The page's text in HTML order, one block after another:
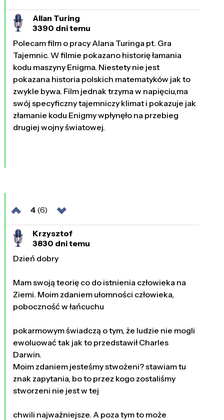
Allan Turing
3390 dni temu
Polecam film o pracy Alana Turinga pt. Gra
Tajemnic. W filmie pokazano historię łamania
kodu maszyny Enigma. Niestety nie jest
pokazana historia polskich matematyków jak to
zwykle bywa. Film jednak trzyma w napięciu,ma
swój specyficzny tajemniczy klimat i pokazuje jak
złamanie kodu Enigmy wpłynęło na przebieg
drugiej wojny światowej.
4(6)
Krzysztof
3830 dni temu
Dzień dobry
Mam swoją teorię co do istnienia człowieka na
Ziemi. Moim zdaniem ułomności człowieka,
poboczność w łańcuchu
pokarmowym świadczą o tym, że ludzie nie mogli
ewoluować tak jak to przedstawił Charles
Darwin.
Moim zdaniem jesteśmy stwożeni? stawiam tu
znak zapytania, bo to przez kogo zostaliśmy
stworzeni nie jest w tej
chwili najważniejsze. A poza tym to może